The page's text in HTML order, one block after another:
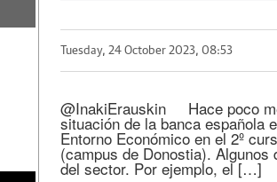
Tuesday, 24 October 2023, 08:53
@InakiErauskin Hace poco
situación de la banca española
Entorno Económico en el 2º
(campus de Donostia).
del sector. Por ejemplo, el […]